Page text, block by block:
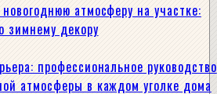
атмосферу на участке:
зимнему декору
профессиональное руководство
атмосферы в каждом уголке дома